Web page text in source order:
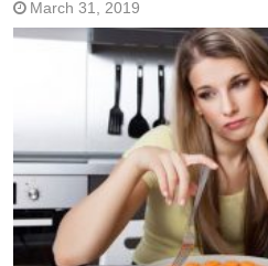
March 31, 2019